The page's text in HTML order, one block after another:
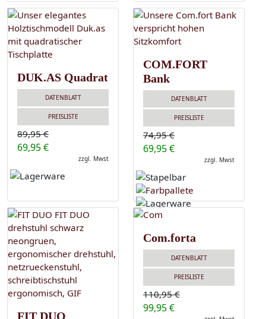
DUK.AS Quadrat
DATENBLATT
PREISLISTE
89,95 €
69,95 €
zzgl. Mwst
COM.FORT
Bank
DATENBLATT
PREISLISTE
74,95 €
69,95 €
zzgl. Mwst
FIT DUO
Com.forta
DATENBLATT
PREISLISTE
110,95 €
99,95 €